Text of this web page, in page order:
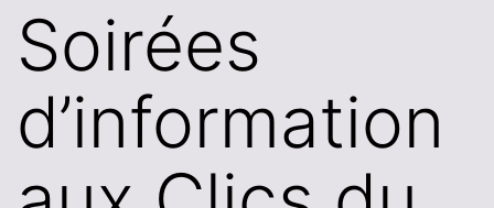
Soirées
d’information